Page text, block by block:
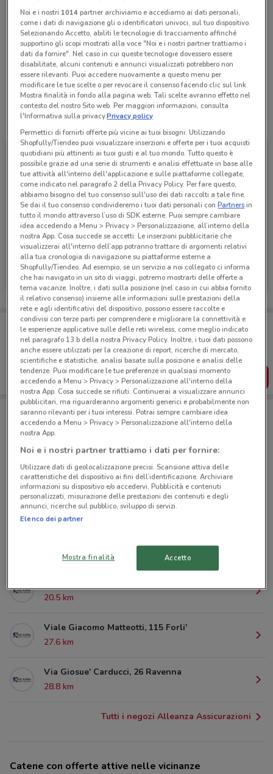
Chiama il negozio
Lunedì n.d.
Martedì n.d.
Mercoledì n.d.
Giovedì n.d.
Venerdì n.d.
Sabato n.d.
Domenica n.d.
0547 80527
Tutte le promozioni di questo negozio
Alleanza Assicurazioni
Scade il 31/12 749 m
Porta DoveConviene sempre con te!
Puoi trovare le migliori offerte dei negozi vicino a te,
salvarle e creare la tua lista del risparmio, comodamente
dal tuo cellulare.
SCARICA L’APP
Negozi Alleanza Assicurazioni a Cesenatico
© MapTiler© OpenStreetMap contributors
13.6 km
20.5 km
Viale Giacomo Matteotti, 115 Forli'
27.6 km
Via Giosue' Carducci, 26 Ravenna
28.8 km
Tutti i negozi Alleanza Assicurazioni
Catene con offerte attive nelle vicinanze
Noi e i nostri 1014partner archiviamo e accediamo ai dati personali,
come i dati di navigazione gli o identificatori univoci, sul tuo dispositivo.
Selezionando Accetto, abiliti le tecnologie di tracciamento affinché
supportino gli scopi mostrati alla voce "Noi e i nostri partner trattiamo i
dati da fornire". Nel caso in cui queste tecnologie dovessero essere
disabilitate, alcuni contenuti e annunci visualizzati potrebbero non
essere rilevanti. Puoi accedere nuovamente a questo menu per
modificare le tue scelte o per revocare il consenso facendo clic sul link
Mostra finalità in fondo alla pagina web. Tali scelte avranno effetto nel
contesto del nostro Sito web. Per maggiori informazioni, consulta
l'Informativa sulla privacy.Privacy policy
Permettici di fornirti offerte più vicine ai tuoi bisogni: Utilizzando
Shopfully/Tiendeo puoi visualizzare inserzioni e offerte per i tuoi acquisti
quotidiani più attinenti ai tuoi gusti e al tuo mondo. Tutto questo è
possibile grazie ad una serie di strumenti e analisi effettuate in base alle
tue attività all'interno dell'applicazione e sulle piattaforme collegate,
come indicato nel paragrafo 2 della Privacy Policy. Per fare questo,
abbiamo bisogno del tuo consenso sull'uso dei dati raccolti a tale fine.
Se dai il tuo consenso condivideremo i tuoi dati personali conPartnersin
tutto il mondo attraverso l’uso di SDK esterne. Puoi sempre cambiare
idea accedendo a Menu > Privacy > Personalizzazione, all’interno della
nostra App. Cosa succede se accetti: Le inserzioni pubblicitarie che
visualizzerai all'interno dell’app potranno trattare di argomenti relativi
alla tua cronologia di navigazione su piattaforme esterne a
Shopfully/Tiendeo. Ad esempio, se un servizio a noi collegato ci informa
che hai navigato in un sito di viaggi, potremo mostrarti delle offerte a
tema vacanze. Inoltre, i dati sulla posizione (nel caso in cui abbia fornito
il relativo consenso) insieme alle informazioni sulle prestazioni della
rete e agli identificativi del dispositivo, possono essere raccolte e
condivisi con terze parti per comprendere e migliorare la connettività e
le esperienze applicative sulle delle reti wireless, come meglio indicato
nel paragrafo 13.b della nostra Privacy Policy. Inoltre, i tuoi dati possono
anche essere utilizzati per la creazione di report, ricerche di mercato,
scientifiche e statistiche, analisi basate sulla posizione e analisi delle
tendenze. Puoi modificare le tue preferenze in qualsiasi momento
accedendo a Menu > Privacy > Personalizzazione all'interno della
nostra App. Cosa succede se rifiuti: Continuerai a visualizzare annunci
pubblicitari, ma riguarderanno argomenti generici e probabilmente non
saranno rilevanti per i tuoi interessi. Potrai sempre cambiare idea
accedendo a Menu > Privacy > Personalizzazione all'interno della
nostra App.
Noi e i nostri partner trattiamo i dati per fornire:
Utilizzare dati di geolocalizzazione precisi. Scansione attiva delle
caratteristiche del dispositivo ai fini dell’identificazione. Archiviare
informazioni su dispositivo e/o accedervi. Pubblicità e contenuti
personalizzati, misurazione delle prestazioni dei contenuti e degli
annunci, ricerche sul pubblico, sviluppo di servizi.
Elenco dei partner
Mostra finalità Accetto